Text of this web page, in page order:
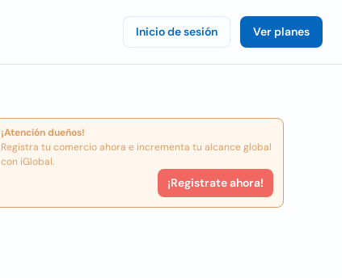
Inicio de sesión Ver planes
¡Atención dueños!
Registra tu comercio ahora e incrementa tu alcance global
con iGlobal.
¡Registrate ahora!